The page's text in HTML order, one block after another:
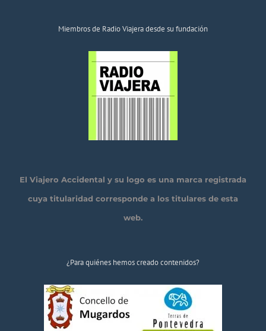
Miembros de Radio Viajera desde su fundación
El Viajero Accidental y su logo es una marca registrada
cuya titularidad corresponde a los titulares de esta
web.
¿Para quiénes hemos creado contenidos?